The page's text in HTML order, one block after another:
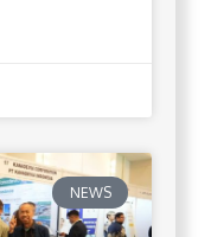
NEWS